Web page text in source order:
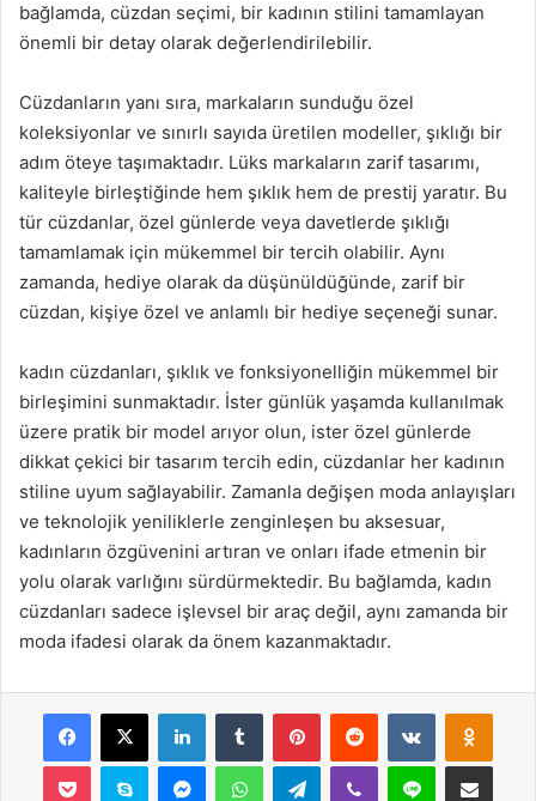
bağlamda, cüzdan seçimi, bir kadının stilini tamamlayan
önemli bir detay olarak değerlendirilebilir.
Cüzdanların yanı sıra, markaların sunduğu özel
koleksiyonlar ve sınırlı sayıda üretilen modeller, şıklığı bir
adım öteye taşımaktadır. Lüks markaların zarif tasarımı,
kaliteyle birleştiğinde hem şıklık hem de prestij yaratır. Bu
tür cüzdanlar, özel günlerde veya davetlerde şıklığı
tamamlamak için mükemmel bir tercih olabilir. Aynı
zamanda, hediye olarak da düşünüldüğünde, zarif bir
cüzdan, kişiye özel ve anlamlı bir hediye seçeneği sunar.
kadın cüzdanları, şıklık ve fonksiyonelliğin mükemmel bir
birleşimini sunmaktadır. İster günlük yaşamda kullanılmak
üzere pratik bir model arıyor olun, ister özel günlerde
dikkat çekici bir tasarım tercih edin, cüzdanlar her kadının
stiline uyum sağlayabilir. Zamanla değişen moda anlayışları
ve teknolojik yeniliklerle zenginleşen bu aksesuar,
kadınların özgüvenini artıran ve onları ifade etmenin bir
yolu olarak varlığını sürdürmektedir. Bu bağlamda, kadın
cüzdanları sadece işlevsel bir araç değil, aynı zamanda bir
moda ifadesi olarak da önem kazanmaktadır.
Facebook
X LinkedInTumblr PinterestReddit VKontakte
Pocket Skype MessengerWhatsAppTelegramViber Line E-Posta ile